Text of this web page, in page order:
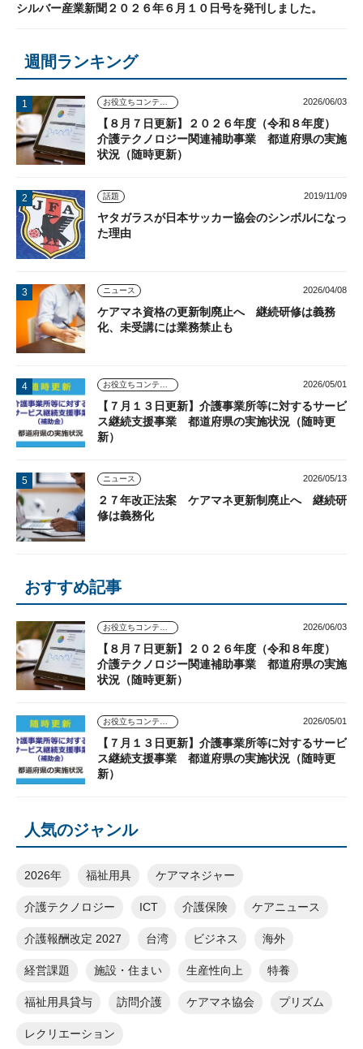
シルバー産業新聞２０２６年６月１０日号を発刊しました。
週間ランキング
お役立ちコンテンツ 2026/06/03
【８月７日更新】２０２６年度（令和８年度）
介護テクノロジー関連補助事業 都道府県の実施
状況（随時更新）
話題 2019/11/09
ヤタガラスが日本サッカー協会のシンボルになっ
た理由
ニュース 2026/04/08
ケアマネ資格の更新制廃止へ 継続研修は義務
化、未受講には業務禁止も
お役立ちコンテンツ 2026/05/01
【７月１３日更新】介護事業所等に対するサービ
ス継続支援事業 都道府県の実施状況（随時更
新）
ニュース 2026/05/13
２７年改正法案 ケアマネ更新制廃止へ 継続研
修は義務化
おすすめ記事
お役立ちコンテンツ 2026/06/03
【８月７日更新】２０２６年度（令和８年度）
介護テクノロジー関連補助事業 都道府県の実施
状況（随時更新）
お役立ちコンテンツ 2026/05/01
【７月１３日更新】介護事業所等に対するサービ
ス継続支援事業 都道府県の実施状況（随時更
新）
人気のジャンル
2026年 福祉用具 ケアマネジャー
介護テクノロジー ICT 介護保険 ケアニュース
介護報酬改定 2027 台湾 ビジネス 海外
経営課題 施設・住まい 生産性向上 特養
福祉用具貸与 訪問介護 ケアマネ協会 プリズム
レクリエーション